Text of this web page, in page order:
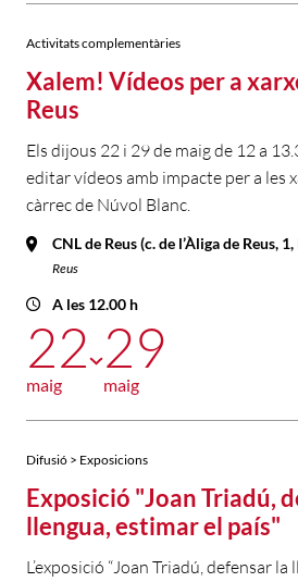
Activitats complementàries
Xalem! Vídeos per a
Reus
Els dijous 22 i 29 de maig de 12 a
editar vídeos amb impacte per a les
càrrec de Núvol Blanc.
CNL de Reus (c. de l’Àliga de Reus, 1,
Reus
A les 12.00 h
22
maig
29
maig
Difusió > Exposicions
Exposició "Joan Triadú,
llengua, estimar el país"
L’exposició “Joan Triadú, defensar